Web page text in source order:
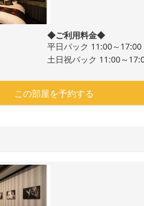
◆ご利用料金◆
平日パック 11:00～
土日祝パック 11:00～
この部屋を予約する